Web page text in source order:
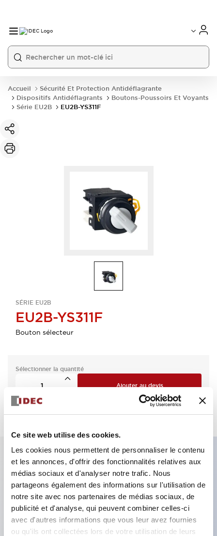
Ce site web utilise des cookies.
Les cookies nous permettent de personnaliser le contenu
et les annonces, d'offrir des fonctionnalités relatives aux
médias sociaux et d'analyser notre trafic. Nous
partageons également des informations sur l'utilisation de
notre site avec nos partenaires de médias sociaux, de
publicité et d'analyse, qui peuvent combiner celles-ci
avec d'autres informations que vous leur avez fournies
ou qu'ils ont collectées lors de votre utilisation de leurs
Accueil
Sécurité Et Protection Antidéflagrante
Dispositifs Antidéflagrants
Boutons-Poussoirs Et Voyants
Série EU2B
EU2B-YS311F
SÉRIE EU2B
EU2B-YS311F
Bouton sélecteur
Sélectionner la quantité
Ajouter au devis
Caractéristiques clés
Commutateur sélecteur 3 positions, maintenu,
contact 1NO-1NC, bornier sécurisé contre les
contacts accidentels